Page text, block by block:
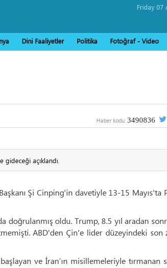
Dini Faaliyetler Politika Fotoğraf - Video
Haber kodu: 3490836
açıklandı.
Şi Cinping'in davetiyle 13-15 Mayıs'ta
doğrulanmış oldu. Trump, 8.5 yıl aradan
ABD'den Çin'e lider düzeyindeki son
ve İran’ın misillemeleriyle tırmanan